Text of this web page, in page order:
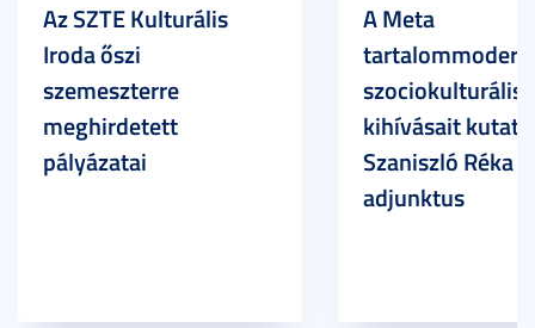
Az SZTE Kulturális
Iroda őszi
szemeszterre
meghirdetett
pályázatai
A Meta
szociokulturális
kihívásait
Szaniszló Réka
adjunktus